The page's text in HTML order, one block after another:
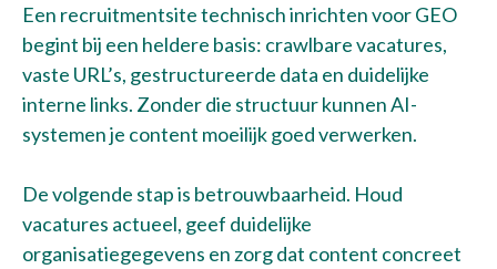
Een recruitmentsite technisch inrichten voor GEO
begint bij een heldere basis: crawlbare vacatures,
vaste URL’s, gestructureerde data en duidelijke
interne links. Zonder die structuur kunnen AI-
systemen je content moeilijk goed verwerken.
De volgende stap is betrouwbaarheid. Houd
vacatures actueel, geef duidelijke
organisatiegegevens en zorg dat content concreet